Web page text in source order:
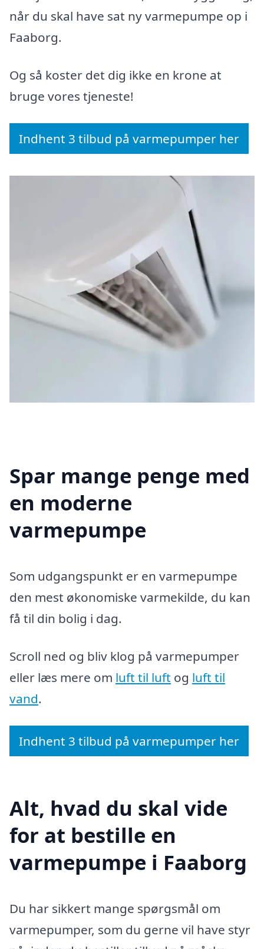
når du skal have sat ny varmepumpe op i
Faaborg.
Og så koster det dig ikke en krone at
bruge vores tjeneste!
Indhent 3 tilbud på varmepumper her
Spar mange penge med
en moderne
varmepumpe
Som udgangspunkt er en varmepumpe
den mest økonomiske varmekilde, du kan
få til din bolig i dag.
Scroll ned og bliv klog på varmepumper
eller læs mere om luft til luft og luft til
vand.
Indhent 3 tilbud på varmepumper her
Alt, hvad du skal vide
for at bestille en
varmepumpe i Faaborg
Du har sikkert mange spørgsmål om
varmepumper, som du gerne vil have styr